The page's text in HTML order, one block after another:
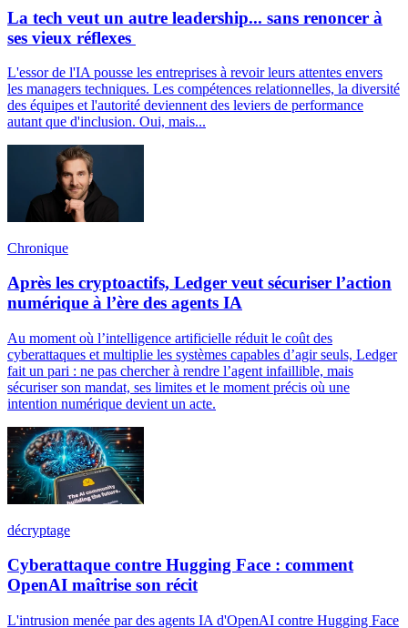
La tech veut un autre leadership... sans renoncer à
ses vieux réflexes
L'essor de l'IA pousse les entreprises à revoir leurs attentes envers
les managers techniques. Les compétences relationnelles, la diversité
des équipes et l'autorité deviennent des leviers de performance
autant que d'inclusion. Oui, mais...
Chronique
Après les cryptoactifs, Ledger veut sécuriser l’action
numérique à l’ère des agents IA
Au moment où l’intelligence artificielle réduit le coût des
cyberattaques et multiplie les systèmes capables d’agir seuls, Ledger
fait un pari : ne pas chercher à rendre l’agent infaillible, mais
sécuriser son mandat, ses limites et le moment précis où une
intention numérique devient un acte.
décryptage
Cyberattaque contre Hugging Face : comment
OpenAI maîtrise son récit
L'intrusion menée par des agents IA d'OpenAI contre Hugging Face